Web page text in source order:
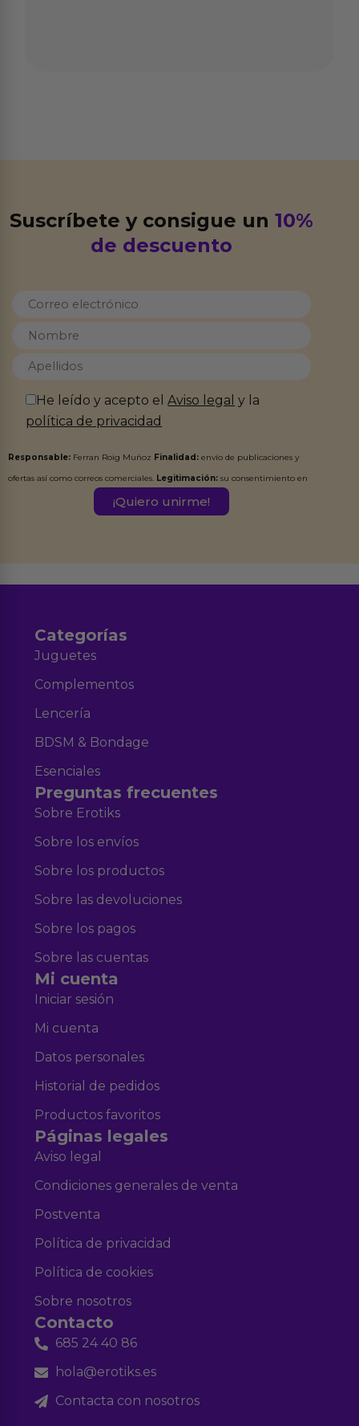
Suscríbete y consigue un10%
de descuento
He leído y acepto elAviso legal y la
política de privacidad
Responsable: Ferran Roig Muñoz Finalidad: envío de publicaciones y
ofertas así como correos comerciales. Legitimación: su consentimiento en
Destinatarios:Ferran Roig Muñoz. Podrás ejercer tus
Categorías
Juguetes
Complementos
Lencería
BDSM & Bondage
Esenciales
Preguntas frecuentes
Sobre Erotiks
Sobre los envíos
Sobre los productos
Sobre las devoluciones
Sobre los pagos
Sobre las cuentas
Mi cuenta
Iniciar sesión
Mi cuenta
Datos personales
Historial de pedidos
Productos favoritos
Páginas legales
Aviso legal
Condiciones generales de venta
Postventa
Política de privacidad
Política de cookies
Sobre nosotros
Contacto
685 24 40 86
hola@erotiks.es
Contacta con nosotros